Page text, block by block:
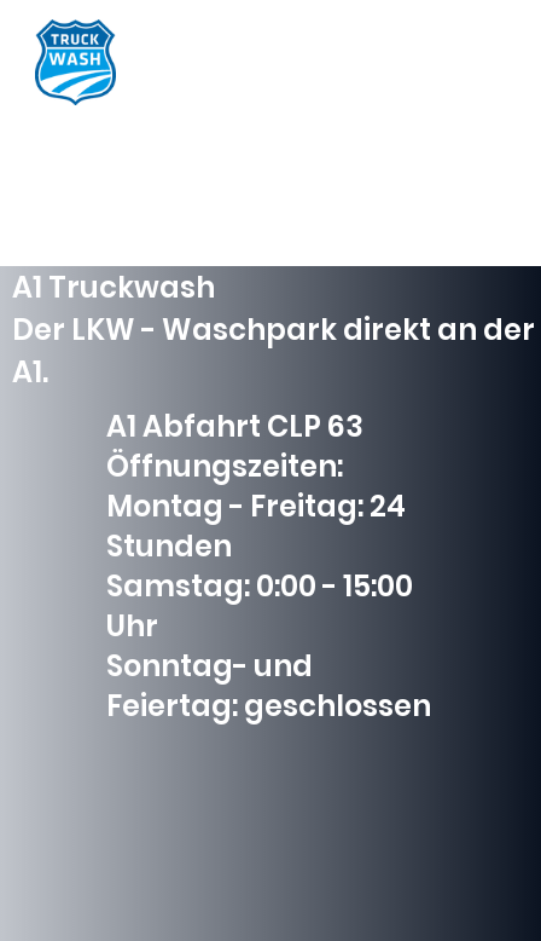
A1 Truckwash
Der LKW - Waschpark direkt an der
A1.
A1 Abfahrt CLP 63
Öffnungszeiten:
Montag - Freitag: 24
Stunden
Samstag: 0:00 - 15:00
Uhr
Sonntag- und
Feiertag: geschlossen